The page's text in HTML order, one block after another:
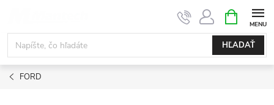
obsah
HĽADAŤ
KOŠÍK
FORD